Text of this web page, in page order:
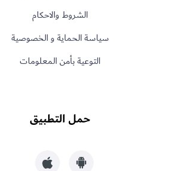
الشروط والاحكام
سياسة الحماية و الخصوصية
التوعية بأمن المعلومات
حمل التطبيق